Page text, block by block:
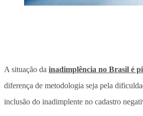
A situação da inadimplência no Brasil é
diferença de metodologia seja pela
inclusão do inadimplente no cadastro